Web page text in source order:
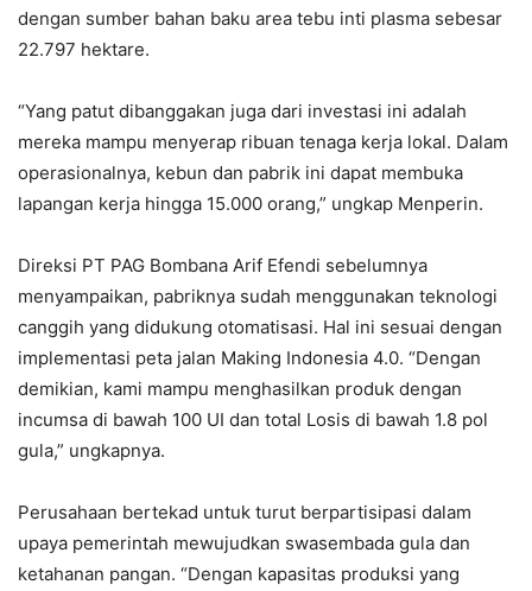
dengan sumber bahan baku area tebu inti plasma sebesar
22.797 hektare.
“Yang patut dibanggakan juga dari investasi ini adalah
mereka mampu menyerap ribuan tenaga kerja lokal. Dalam
operasionalnya, kebun dan pabrik ini dapat membuka
lapangan kerja hingga 15.000 orang,” ungkap Menperin.
Direksi PT PAG Bombana Arif Efendi sebelumnya
menyampaikan, pabriknya sudah menggunakan teknologi
canggih yang didukung otomatisasi. Hal ini sesuai dengan
implementasi peta jalan Making Indonesia 4.0. “Dengan
demikian, kami mampu menghasilkan produk dengan
incumsa di bawah 100 UI dan total Losis di bawah 1.8 pol
gula,” ungkapnya.
Perusahaan bertekad untuk turut berpartisipasi dalam
upaya pemerintah mewujudkan swasembada gula dan
ketahanan pangan. “Dengan kapasitas produksi yang